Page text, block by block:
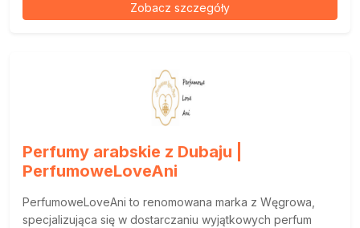
Zobacz szczegóły
Perfumy arabskie z Dubaju |
PerfumoweLoveAni
PerfumoweLoveAni to renomowana marka z Węgrowa,
specjalizująca się w dostarczaniu wyjątkowych perfum